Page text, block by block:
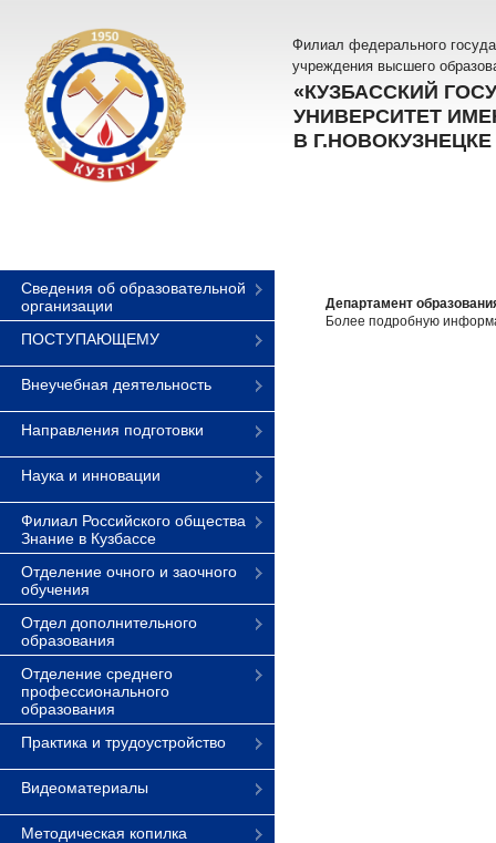
Филиал федерального
учреждения высшего
«КУЗБАССКИЙ
УНИВЕРСИТЕТ
В Г.НОВОКУЗНЕЦКЕ
Сведения об образовательной
организации
ПОСТУПАЮЩЕМУ
Внеучебная деятельность
Направления подготовки
Наука и инновации
Филиал Российского общества
Знание в Кузбассе
Отделение очного и заочного
обучения
Отдел дополнительного
образования
Отделение среднего
профессионального
образования
Практика и трудоустройство
Видеоматериалы
Методическая копилка
Департамент
Более подробную